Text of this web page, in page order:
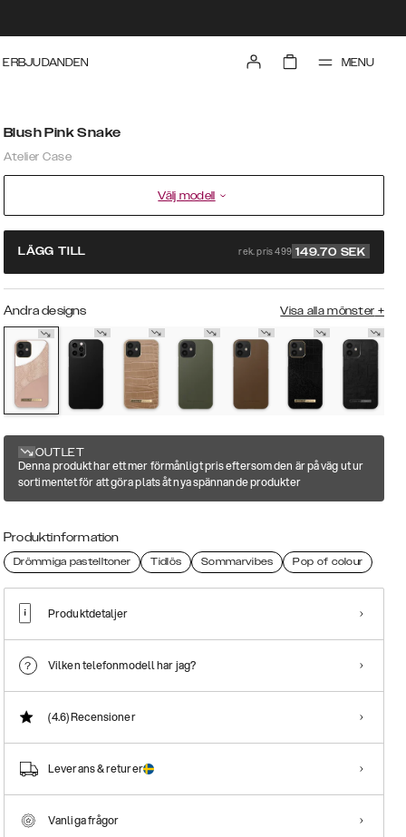
ERBJUDANDEN MENU
Blush Pink Snake
Atelier Case
Välj modell
LÄGG TILL rek. pris 499 149.70 SEK
Andra designs Visa alla mönster +
OUTLET
Denna produkt har ett mer förmånligt pris eftersom den är på väg ut ur
sortimentet för att göra plats åt nya spännande produkter
Produktinformation
Drömmiga pastelltoner Tidlös Sommarvibes Pop of colour
Produktdetaljer
Vilken telefonmodell har jag?
(4.6)Recensioner
Leverans & returer
Vanliga frågor